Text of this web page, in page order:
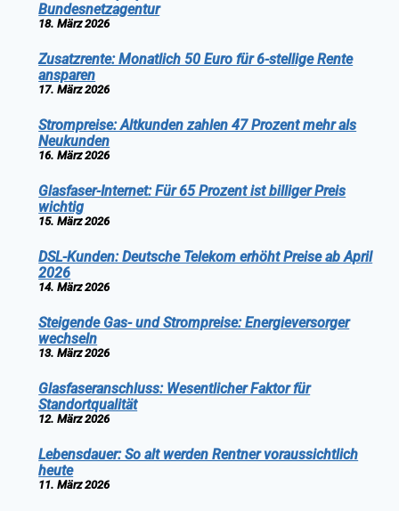
Bundesnetzagentur
18. März 2026
Zusatzrente: Monatlich 50 Euro für 6-stellige Rente
ansparen
17. März 2026
Strompreise: Altkunden zahlen 47 Prozent mehr als
Neukunden
16. März 2026
Glasfaser-Internet: Für 65 Prozent ist billiger Preis
wichtig
15. März 2026
DSL-Kunden: Deutsche Telekom erhöht Preise ab April
2026
14. März 2026
Steigende Gas- und Strompreise: Energieversorger
wechseln
13. März 2026
Glasfaseranschluss: Wesentlicher Faktor für
Standortqualität
12. März 2026
Lebensdauer: So alt werden Rentner voraussichtlich
heute
11. März 2026